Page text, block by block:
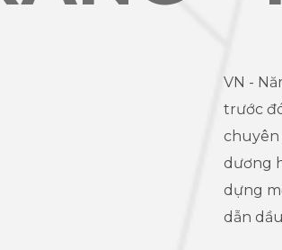
VN -
trước
chuyên
dương
dựng
dẫn